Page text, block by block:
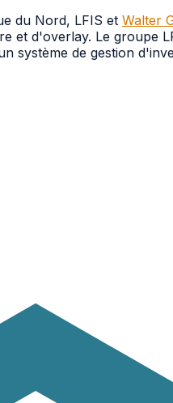
du Nord, LFIS et Walter
et d'overlay. Le groupe
système de gestion